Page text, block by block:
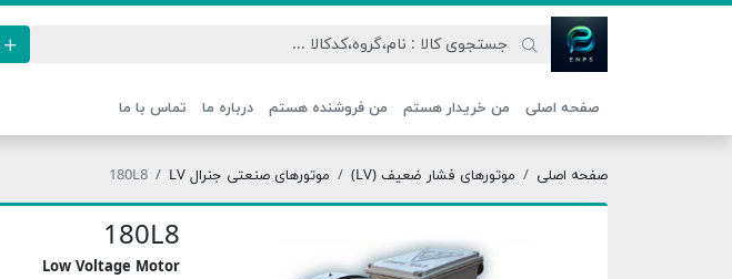
صفحه اصلی من خریدار هستم من فروشنده هستم درباره ما تماس با ما
صفحه اصلی موتورهای فشار ضعیف (LV) موتورهای صنعتی جنرال LV 180L8
180L8
Low Voltage Motor